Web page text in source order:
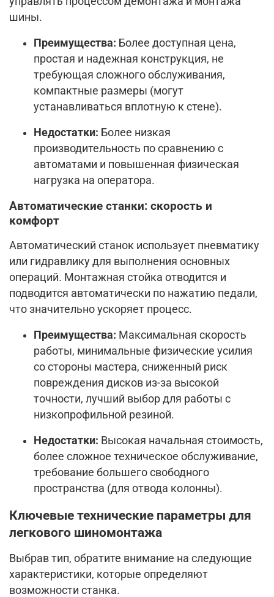
шины.
Преимущества: Более доступная цена,
простая и надежная конструкция, не
требующая сложного обслуживания,
компактные размеры (могут
устанавливаться вплотную к стене).
Недостатки: Более низкая
производительность по сравнению с
автоматами и повышенная физическая
нагрузка на оператора.
Автоматические станки: скорость и
комфорт
Автоматический станок использует пневматику
или гидравлику для выполнения основных
операций. Монтажная стойка отводится и
подводится автоматически по нажатию педали,
что значительно ускоряет процесс.
Преимущества: Максимальная скорость
работы, минимальные физические усилия
со стороны мастера, сниженный риск
повреждения дисков из-за высокой
точности, лучший выбор для работы с
низкопрофильной резиной.
Недостатки: Высокая начальная стоимость,
более сложное техническое обслуживание,
требование большего свободного
пространства (для отвода колонны).
Ключевые технические параметры для
легкового шиномонтажа
Выбрав тип, обратите внимание на следующие
характеристики, которые определяют
возможности станка.